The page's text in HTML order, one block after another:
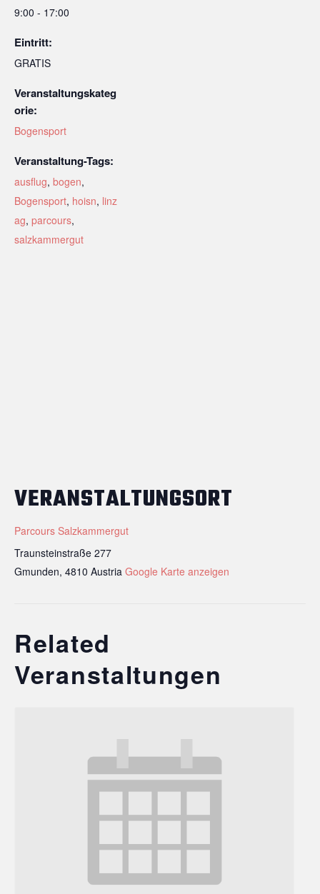
9:00 - 17:00
Eintritt:
GRATIS
Veranstaltungskateg
orie:
Bogensport
Veranstaltung-Tags:
ausflug, bogen,
Bogensport, hoisn, linz
ag, parcours,
salzkammergut
VERANSTALTUNGSORT
Parcours Salzkammergut
Traunsteinstraße 277
Gmunden, 4810 Austria Google Karte anzeigen
Related
Veranstaltungen